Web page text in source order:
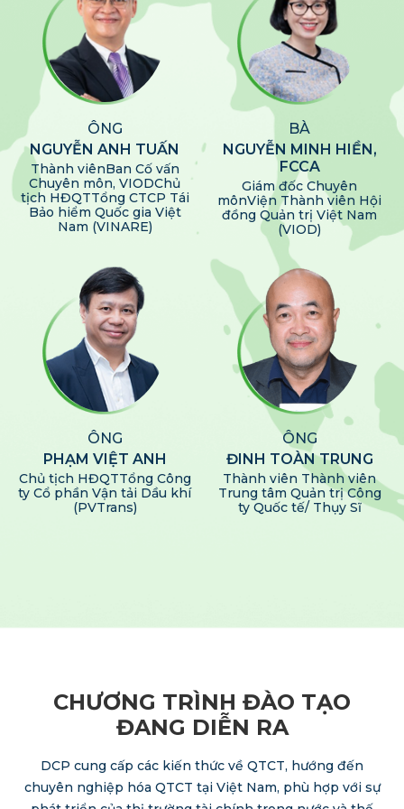
ÔNG
NGUYỄN ANH TUẤN
Thành viênBan Cố vấn
Chuyên môn, VIOD​Chủ
tịch HĐQTTổng CTCP Tái
Bảo hiểm Quốc gia Việt
Nam (VINARE)​
BÀ
NGUYỄN MINH HIỀN,
FCCA
Giám đốc Chuyên
mônViện Thành viên Hội
đồng Quản trị Việt Nam
(VIOD)
ÔNG
PHẠM VIỆT ANH
Chủ tịch HĐQTTổng Công
ty Cổ phần Vận tải Dầu khí
(PVTrans)
ÔNG
ĐINH TOÀN TRUNG
Thành viên Thành viên
Trung tâm Quản trị Công
ty Quốc tế/ Thụy Sĩ
CHƯƠNG TRÌNH ĐÀO TẠO
ĐANG DIỄN RA
DCP cung cấp các kiến thức về QTCT, hướng đến
chuyên nghiệp hóa QTCT tại Việt Nam, phù hợp với sự